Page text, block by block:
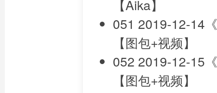
【Aika】
051 2019-12-14
【图包+视频】
052 2019-12-15
【图包+视频】